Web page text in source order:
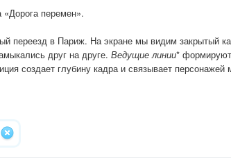
перемен».
переезд в Париж. На экране мы видим закрытый
друг на друге. Ведущие линии* формируют
создает глубину кадра и связывает персонажей